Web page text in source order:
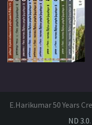
E.Harikumar 50 Years
ND 3.0